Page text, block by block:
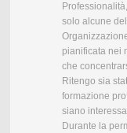
solo alcune
pianificata nei
che
Ritengo sia
formazione
siano
Durante la